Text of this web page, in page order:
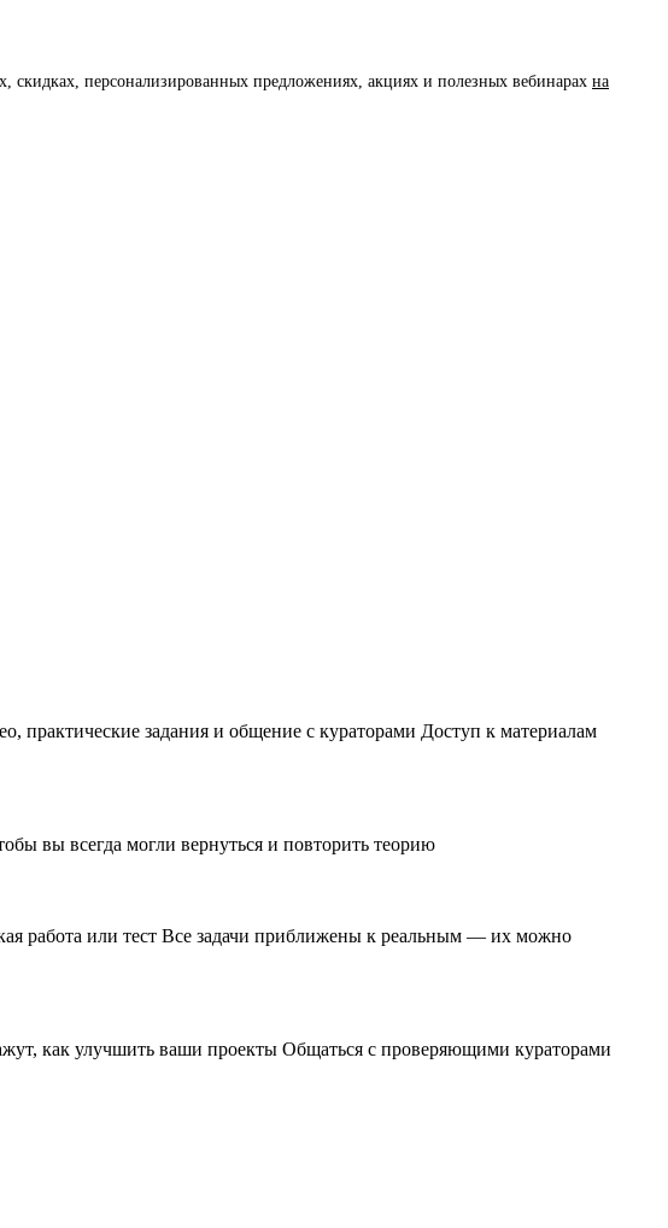
персонализированных предложениях, акциях и полезных вебинарах на
практические задания и общение с кураторами Доступ к материалам
вы всегда могли вернуться и повторить теорию
работа или тест Все задачи приближены к реальным — их можно
как улучшить ваши проекты Общаться с проверяющими кураторами